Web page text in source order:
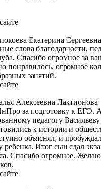
Екатерина Сергеевна
слова благодарности,
Спасибо огромное за
понравилось, огромное
занятий.
Алексеевна Лактионова
за подготовку к ЕГЭ.
педагогу
к истории и
объяснял, и
ребенка. Итог сын сдал
Спасибо огромное.